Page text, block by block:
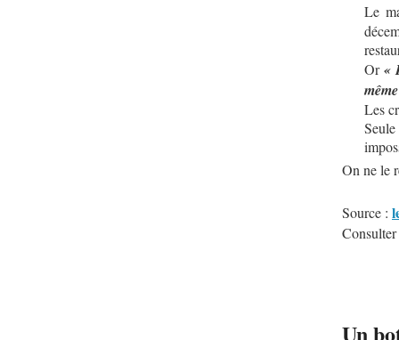
Le
Or«
Les
On ne le
Source :
Un